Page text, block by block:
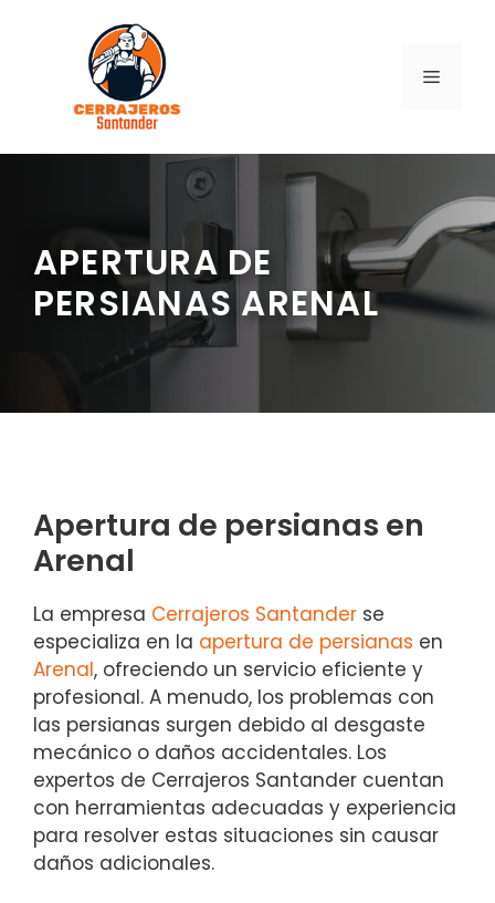
contenido
MENÚ
APERTURA DE
PERSIANAS ARENAL
Apertura de persianas en
Arenal
La empresa Cerrajeros Santander se
especializa en la apertura de persianas en
Arenal, ofreciendo un servicio eficiente y
profesional. A menudo, los problemas con
las persianas surgen debido al desgaste
mecánico o daños accidentales. Los
expertos de Cerrajeros Santander cuentan
con herramientas adecuadas y experiencia
para resolver estas situaciones sin causar
daños adicionales.